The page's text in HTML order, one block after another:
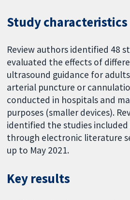
Study characteristics
Review authors identified 48
evaluated the effects of
ultrasound guidance for
arterial puncture or
conducted in hospitals and
purposes (smaller devices).
identified the studies
through electronic literature
up to May 2021.
Key results